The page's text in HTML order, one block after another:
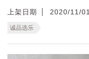
上架日期 2020/11/01
诚品选乐